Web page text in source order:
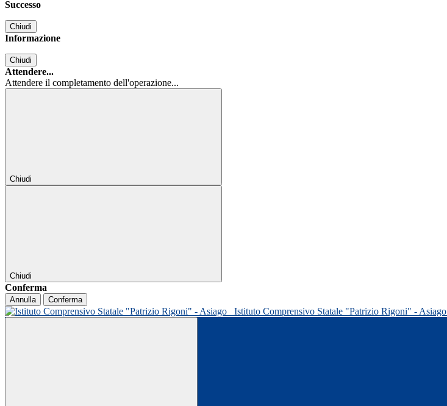
Successo
Chiudi
Informazione
Chiudi
Attendere...
Attendere il completamento dell'operazione...
Chiudi
Chiudi
Conferma
Annulla Conferma
Istituto Comprensivo Statale "Patrizio Rigoni" - Asiago